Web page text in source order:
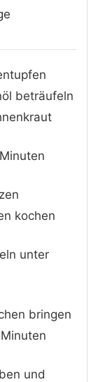
beträufeln
kochen
unter
bringen
und